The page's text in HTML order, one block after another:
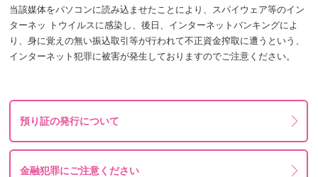
当該媒体をパソコンに読み込ませたことにより、スパイウェア等のイン
ターネッ トウイルスに感染し、後日、インターネットバンキングによ
り、身に覚えの無い振込取引等が行われて不正資金搾取に遭うという、
インターネット犯罪に被害が発生しておりますのでご注意ください。
預り証の発行について
金融犯罪にご注意ください